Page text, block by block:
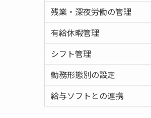
残業・深夜労働の管理
有給休暇管理
シフト管理
勤務形態別の設定
給与ソフトとの連携